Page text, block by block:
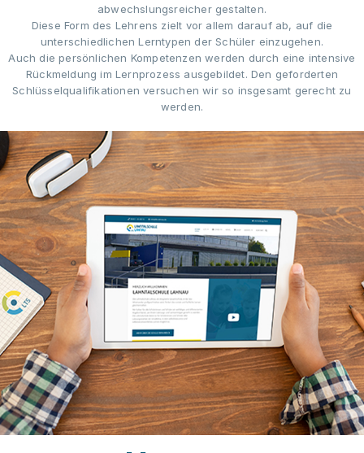
abwechslungsreicher gestalten.
Diese Form des Lehrens zielt vor allem darauf ab, auf die
unterschiedlichen Lerntypen der Schüler einzugehen.
Auch die persönlichen Kompetenzen werden durch eine intensive
Rückmeldung im Lernprozess ausgebildet. Den geforderten
Schlüsselqualifikationen versuchen wir so insgesamt gerecht zu
werden.